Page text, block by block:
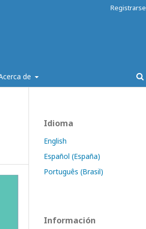
de
Registrarse
Idioma
English
Español (España)
Português (Brasil)
Información